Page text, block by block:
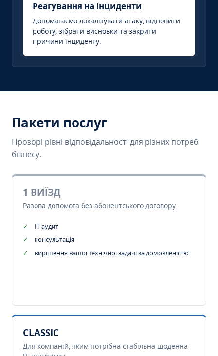
Реагування на інциденти
Допомагаємо локалізувати атаку, відновити
роботу, зібрати висновки та закрити
причини інциденту.
Пакети послуг
Прозорі рівні відповідальності для різних потреб
бізнесу.
1 ВИЇЗД
Разова допомога без абонентського договору.
IT аудит
консультація
вирішення вашої технічної задачі за домовленістю
CLASSIC
Для компаній, яким потрібна стабільна щоденна